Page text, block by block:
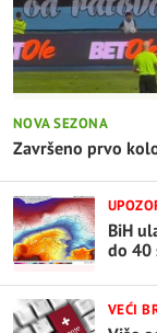
NOVA SEZONA
Završeno prvo
BiH
do 40
VEĆI